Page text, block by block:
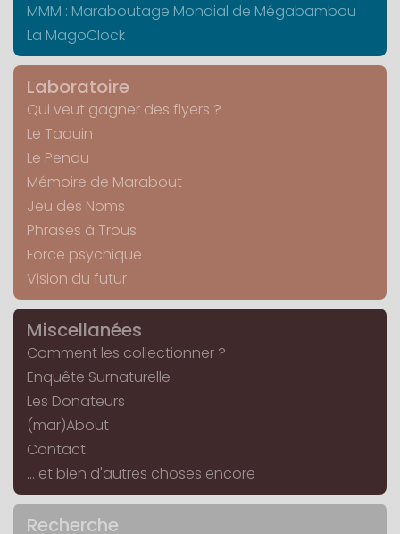
MMM : Maraboutage Mondial de Mégabambou
La MagoClock
Laboratoire
Qui veut gagner des flyers ?
Le Taquin
Le Pendu
Mémoire de Marabout
Jeu des Noms
Phrases à Trous
Force psychique
Vision du futur
Miscellanées
Comment les collectionner ?
Enquête Surnaturelle
Les Donateurs
(mar)About
Contact
... et bien d'autres choses encore
Recherche